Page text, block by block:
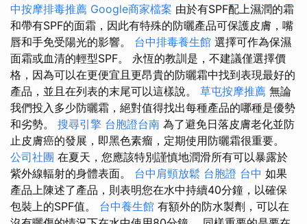
中按摩排毒推薦 Google商家檔案 由於有SPF配上濕潤的霜
和帶有SPF的面霜，因此有特殊的防曬產品可保護皮膚，嘴
唇和手免受陽光的影響。 台中排毒養生館 選擇可作為保濕
面霜或血清的輕型SPF。 永恆的教訓是，不建議僅選擇價
格，因為可以在更便宜且更昂貴的防曬霜中找到表現最好的
產品，並且在列表的末尾可以這樣說。 草屯按摩推薦 無論
我們投入多少防曬霜，絕對值得找出每種產品的哪種是優勢
和劣勢。 搜尋引擎 台胞證台南 為了避免日落皮膚老化並防
止皮膚癌的發展，即黑色素瘤，定期使用防曬霜很重要。
公司社團 在夏天，您應該特別謹慎地潤滑所有可以暴露於
紫外線輻射的身體表面。 台中肩頸放鬆 台胞證 台中 如果
產品上陳述了產品，則表明您在水中持續40分鐘，以確保
包裝上的SPF值。 台中養生館 有額外的防水製劑，可以在